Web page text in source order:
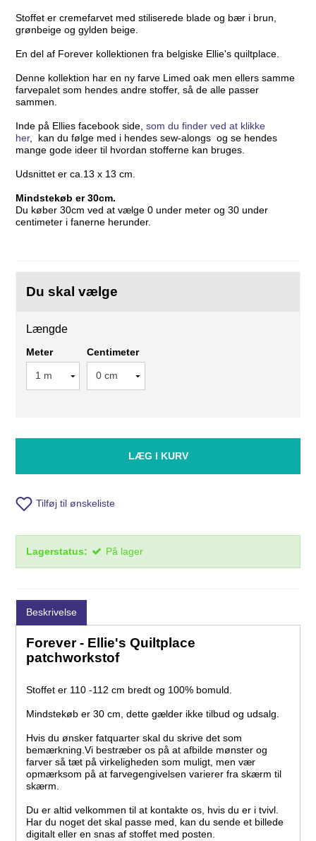
Stoffet er cremefarvet med stiliserede blade og bær i brun,
grønbeige og gylden beige.
En del af Forever kollektionen fra belgiske Ellie's quiltplace.
Denne kollektion har en ny farve Limed oak men ellers samme
farvepalet som hendes andre stoffer, så de alle passer
sammen.
Inde på Ellies facebook side,som du finder ved at klikke
her, kan du følge med i hendes sew-alongs og se hendes
mange gode ideer til hvordan stofferne kan bruges.
Udsnittet er ca.13 x 13 cm.
Mindstekøb er 30cm.
Du køber 30cm ved at vælge 0 under meter og 30 under
centimeter i fanerne herunder.
Lagerstatus: På lager
Du skal vælge
Længde
Meter Centimeter
LÆG I KURV
Tilføj til ønskeliste
Beskrivelse
Forever - Ellie's Quiltplace
patchworkstof
Stoffet er 110 -112 cm bredt og 100% bomuld.
Mindstekøb er 30 cm, dette gælder ikke tilbud og udsalg.
Hvis du ønsker fatquarter skal du skrive det som
bemærkning.Vi bestræber os på at afbilde mønster og
farver så tæt på virkeligheden som muligt, men vær
opmærksom på at farvegengivelsen varierer fra skærm til
skærm.
Du er altid velkommen til at kontakte os, hvis du er i tvivl.
Har du noget det skal passe med, kan du sende et billede
digitalt eller en snas af stoffet med posten.